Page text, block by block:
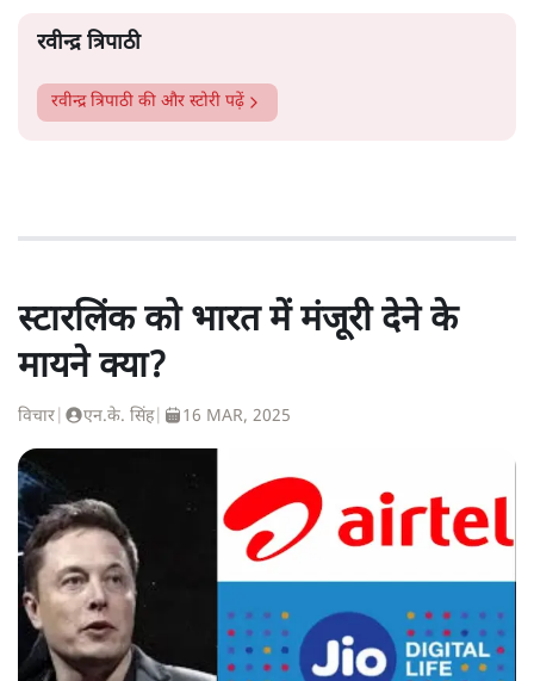
रवीन्द्र त्रिपाठी
रवीन्द्र त्रिपाठी की और स्टोरी पढ़ें
स्टारलिंक को भारत में मंजूरी देने के
मायने क्या?
विचार एन.के. सिंह| 16 MAR, 2025